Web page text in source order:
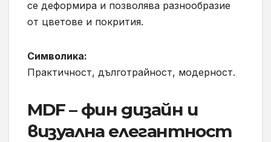
се деформира и позволява разнообразие
от цветове и покрития.
Символика:
Практичност, дълготрайност, модерност.
MDF – фин дизайн и
визуална елегантност